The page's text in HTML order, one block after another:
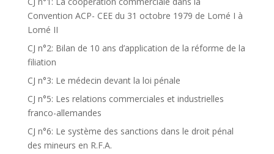
Convention ACP- CEE du 31 octobre 1979 de Lomé I à
Lomé II
CJ n°2: Bilan de 10 ans d’application de la réforme de la
filiation
CJ n°3: Le médecin devant la loi pénale
CJ n°5: Les relations commerciales et industrielles
franco-allemandes
CJ n°6: Le système des sanctions dans le droit pénal
des mineurs en R.F.A.